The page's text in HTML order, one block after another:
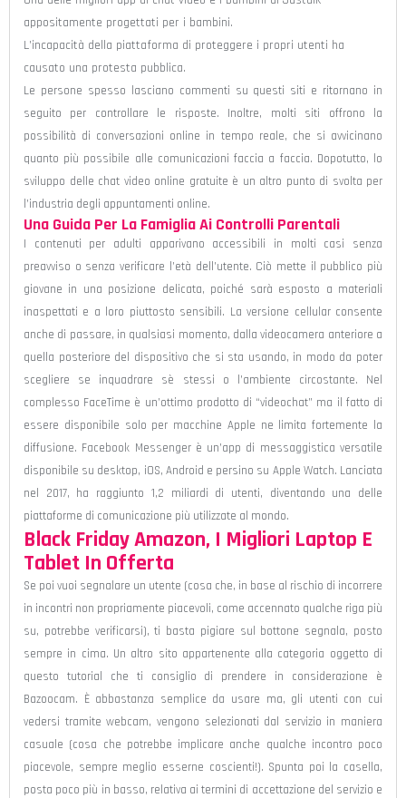
appositamente progettati per i bambini.
L’incapacità della piattaforma di proteggere i propri utenti ha
causato una protesta pubblica.
Le persone spesso lasciano commenti su questi siti e ritornano in
seguito per controllare le risposte. Inoltre, molti siti offrono la
possibilità di conversazioni online in tempo reale, che si avvicinano
quanto più possibile alle comunicazioni faccia a faccia. Dopotutto, lo
sviluppo delle chat video online gratuite è un altro punto di svolta per
l’industria degli appuntamenti online.
Una Guida Per La Famiglia Ai Controlli Parentali
I contenuti per adulti apparivano accessibili in molti casi senza
preavviso o senza verificare l’età dell’utente. Ciò mette il pubblico più
giovane in una posizione delicata, poiché sarà esposto a materiali
inaspettati e a loro piuttosto sensibili. La versione cellular consente
anche di passare, in qualsiasi momento, dalla videocamera anteriore a
quella posteriore del dispositivo che si sta usando, in modo da poter
scegliere se inquadrare sè stessi o l’ambiente circostante. Nel
complesso FaceTime è un’ottimo prodotto di “videochat” ma il fatto di
essere disponibile solo per macchine Apple ne limita fortemente la
diffusione. Facebook Messenger è un’app di messaggistica versatile
disponibile su desktop, iOS, Android e persino su Apple Watch. Lanciata
nel 2017, ha raggiunto 1,2 miliardi di utenti, diventando una delle
piattaforme di comunicazione più utilizzate al mondo.
Black Friday Amazon, I Migliori Laptop E
Tablet In Offerta
Se poi vuoi segnalare un utente (cosa che, in base al rischio di incorrere
in incontri non propriamente piacevoli, come accennato qualche riga più
su, potrebbe verificarsi), ti basta pigiare sul bottone segnala, posto
sempre in cima. Un altro sito appartenente alla categoria oggetto di
questo tutorial che ti consiglio di prendere in considerazione è
Bazoocam. È abbastanza semplice da usare ma, gli utenti con cui
vedersi tramite webcam, vengono selezionati dal servizio in maniera
casuale (cosa che potrebbe implicare anche qualche incontro poco
piacevole, sempre meglio esserne coscienti!). Spunta poi la casella,
posta poco più in basso, relativa ai termini di accettazione del servizio e